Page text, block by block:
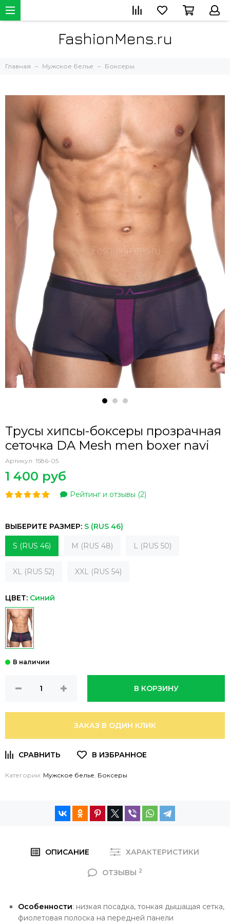
FashionMens.ru
Главная Мужское белье Боксеры
Трусы хипсы-боксеры прозрачная
сеточка DA Mesh men boxer navi
Артикул: 1586-05
1 400 руб
Рейтинг и отзывы (2)
ВЫБЕРИТЕ РАЗМЕР: S (RUS 46)
S (RUS 46) M (RUS 48) L (RUS 50)
XL (RUS 52) XXL (RUS 54)
ЦВЕТ: Синий
В КОРЗИНУ
ЗАКАЗ В ОДИН КЛИК
Категории: Мужское белье, Боксеры
ОПИСАНИЕ ХАРАКТЕРИСТИКИ
ОТЗЫВЫ 2
Особенности: низкая посадка, тонкая дышащая сетка,
фиолетовая полоска на передней панели